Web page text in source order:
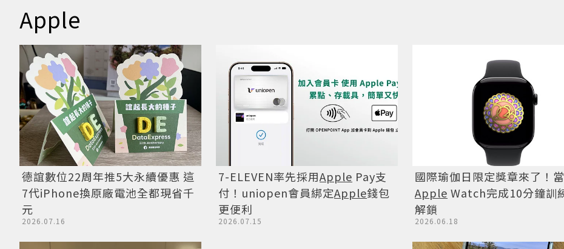
Apple
德誼數位22周年推5大永續優惠 這
7代iPhone換原廠電池全都現省千
元
2026.07.16
7-ELEVEN率先採用Apple Pay支
付！uniopen會員綁定Apple錢包
更便利
2026.07.15
國際瑜伽日限定獎章來了！
Apple Watch完成10分鐘訓
解鎖
2026.06.18